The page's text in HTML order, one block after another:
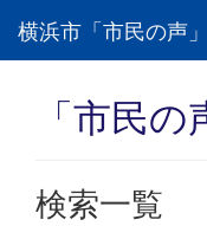
横浜市「市民の声
「市民
検索一覧